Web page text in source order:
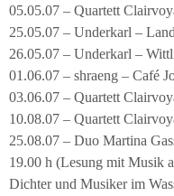
05.05.07 – Quartett
25.05.07 – Underkarl –
26.05.07 – Underkarl –
01.06.07 – shraeng – Café
03.06.07 – Quartett
10.08.07 – Quartett
25.08.07 – Duo Martina
19.00 h (Lesung mit Musik
Dichter und Musiker im